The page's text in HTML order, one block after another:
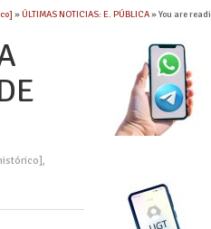
»ÚLTIMAS NOTICIAS: E. PÚBLICA» You are
,